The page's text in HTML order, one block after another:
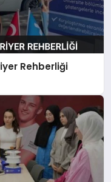
Rehberliği